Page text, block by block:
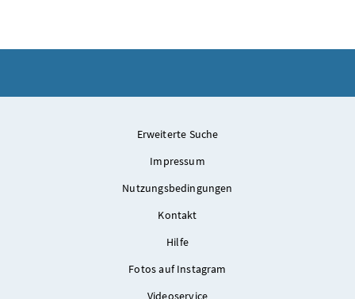
Erweiterte Suche
Impressum
Nutzungsbedingungen
Kontakt
Hilfe
Fotos auf Instagram
Videoservice